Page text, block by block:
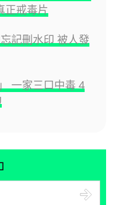
正戒毒片
記刪水印 被人發
一家三口中毒 4